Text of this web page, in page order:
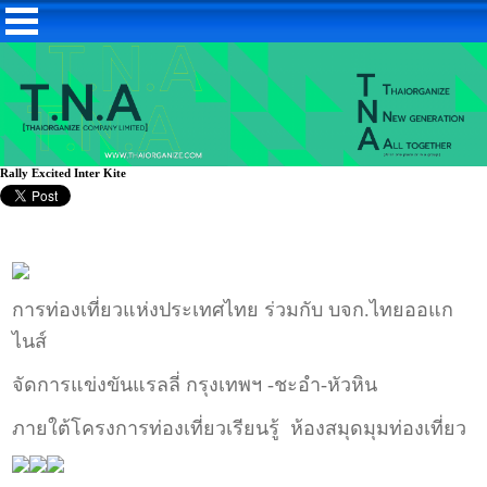
Rally Excited Inter Kite
การท่องเที่ยวแห่งประเทศไทย ร่วมกับ บจก.ไทยออแก
ไนส์
จัดการแข่งขันแรลลี่ กรุงเทพฯ -ชะอำ-หัวหิน
ภายใต้โครงการท่องเที่ยวเรียนรู้ ห้องสมุดมุมท่องเที่ยว